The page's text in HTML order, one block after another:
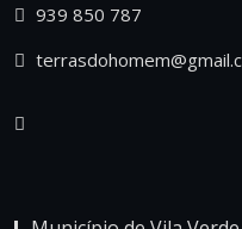
939 850 787